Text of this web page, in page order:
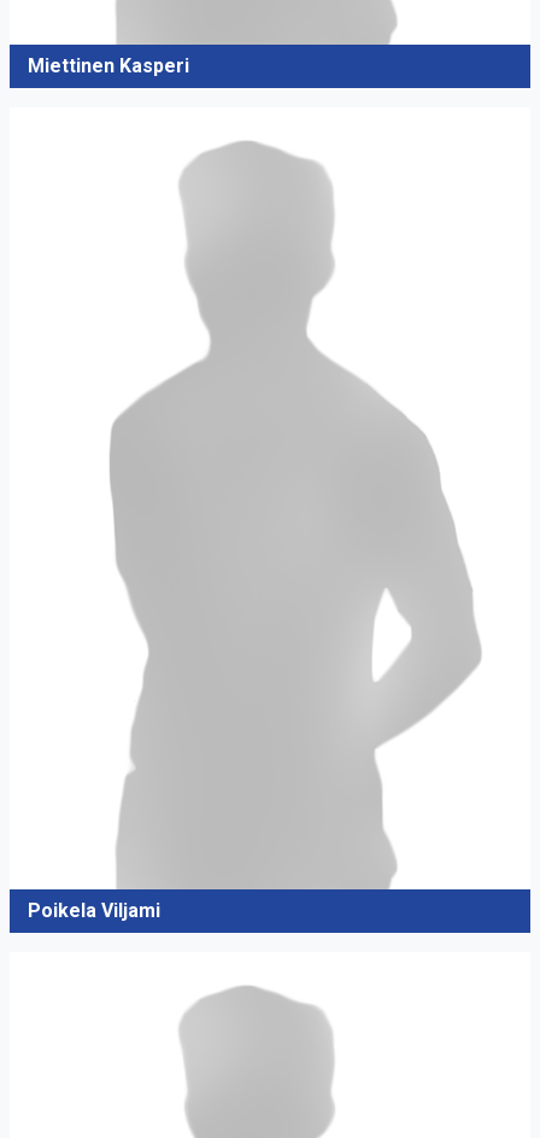
Miettinen Kasperi
Poikela Viljami